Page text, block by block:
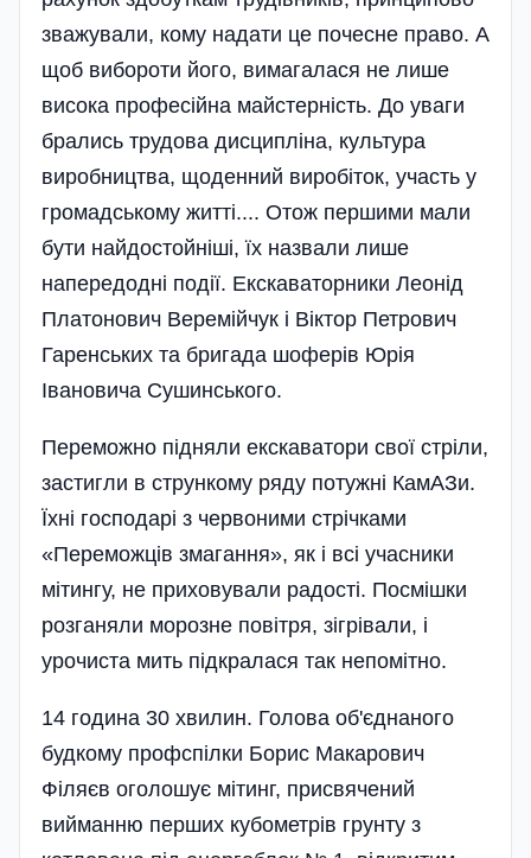
зважували, кому надати це почесне право. А
щоб вибороти його, вимагалася не лише
висока професійна майстерність. До уваги
брались трудова дисципліна, культура
виробництва, щоденний виробіток, участь у
громадському житті.... Отож першими мали
бути найдостойніші, їх назвали лише
напередодні події. Екскаваторники Леонід
Платонович Веремійчук і Віктор Петрович
Гаренських та бригада шоферів Юрія
Івановича Сушинського.
Переможно підняли екскаватори свої стріли,
застигли в стрункому ряду потужні КамАЗи.
Їхні господарі з червоними стрічками
«Переможців змагання», як і всі учасники
мітингу, не приховували радості. Посмішки
розганяли морозне повітря, зігрівали, і
урочиста мить підкралася так непомітно.
14 година 30 хвилин. Голова об'єднаного
будкому профспілки Борис Макарович
Філяєв оголошує мітинг, присвячений
вийманню перших кубометрів грунту з